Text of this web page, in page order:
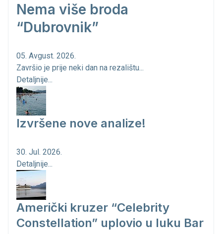
Nema više broda
“Dubrovnik”
05. Avgust. 2026.
Završio je prije neki dan na rezalištu...
Detaljnije...
Izvršene nove analize!
30. Jul. 2026.
Detaljnije...
Američki kruzer “Celebrity
Constellation” uplovio u luku Bar